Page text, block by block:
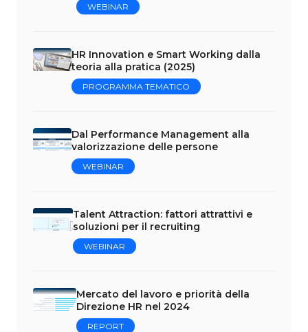
WEBINAR
HR Innovation e Smart Working dalla
teoria alla pratica (2025)
PROGRAMMA TEMATICO
Dal Performance Management alla
valorizzazione delle persone
WEBINAR
Talent Attraction: fattori attrattivi e
soluzioni per il recruiting
WEBINAR
Mercato del lavoro e priorità della
Direzione HR nel 2024
REPORT